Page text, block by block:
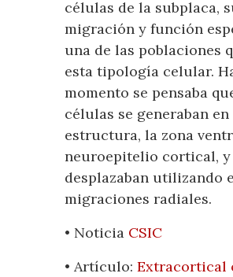
células de la subplaca,
migración y función
una de las poblaciones
esta tipología celular.
momento se pensaba
células se generaban
estructura, la zona
neuroepitelio cortical, y
desplazaban utilizando
migraciones radiales.
• Noticia CSIC
• Artículo:Extracortical